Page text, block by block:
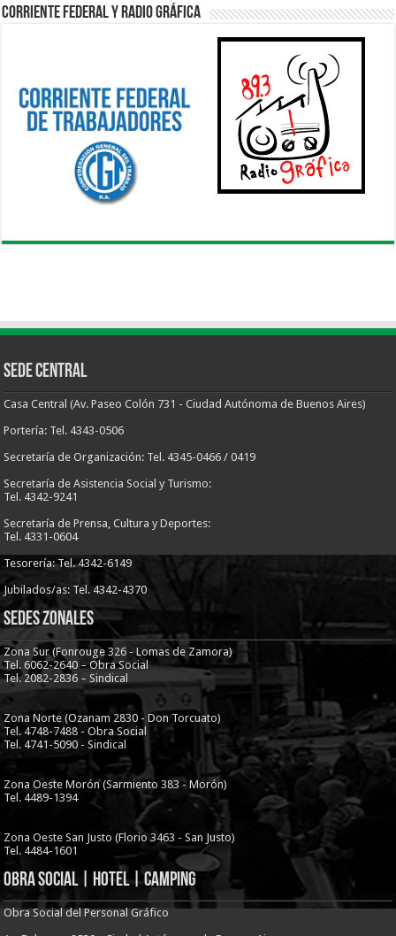
Corriente Federal y Radio Gráfica
Sede Central
Casa Central (Av. Paseo Colón 731 - Ciudad Autónoma de Buenos Aires)
Portería: Tel. 4343-0506
Secretaría de Organización: Tel. 4345-0466 / 0419
Secretaría de Asistencia Social y Turismo:
Tel. 4342-9241
Secretaría de Prensa, Cultura y Deportes:
Tel. 4331-0604
Tesorería: Tel. 4342-6149
Jubilados/as: Tel. 4342-4370
Sedes Zonales
Zona Sur (Fonrouge 326 - Lomas de Zamora)
Tel. 6062-2640 – Obra Social
Tel. 2082-2836 – Sindical
Zona Norte (Ozanam 2830 - Don Torcuato)
Tel. 4748-7488 - Obra Social
Tel. 4741-5090 - Sindical
Zona Oeste Morón (Sarmiento 383 - Morón)
Tel. 4489-1394
Zona Oeste San Justo (Florio 3463 - San Justo)
Tel. 4484-1601
Obra Social | Hotel | Camping
Obra Social del Personal Gráfico